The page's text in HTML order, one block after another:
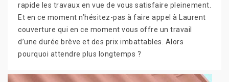
rapide les travaux en vue de vous satisfaire pleinement.
Et en ce moment n’hésitez-pas à faire appel à Laurent
couverture qui en ce moment vous offre un travail
d’une durée brève et des prix imbattables. Alors
pourquoi attendre plus longtemps ?